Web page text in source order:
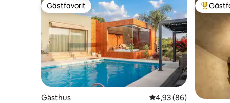
Gästfavorit
Gästfavorit
Gästhus 4,93 av 5 i
4,93 (86)
Populär